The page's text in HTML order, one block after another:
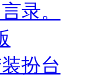
录。
扮台